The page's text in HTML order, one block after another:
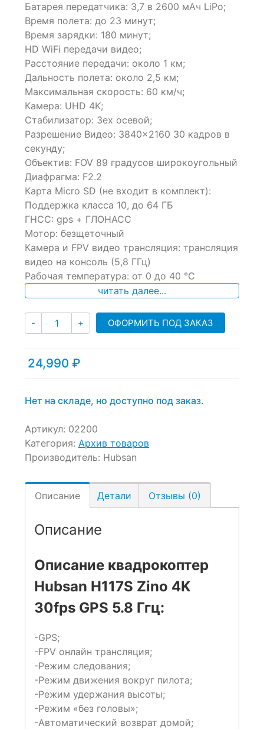
customer
ratings
Батарея передатчика: 3,7 в 2600 мАч LiPo;
Время полета: до 23 минут;
Время зарядки: 180 минут;
HD WiFi передачи видео;
Расстояние передачи: около 1 км;
Дальность полета: около 2,5 км;
Максимальная скорость: 60 км/ч;
Камера: UHD 4K;
Стабилизатор: 3ех осевой;
Разрешение Видео: 3840×2160 30 кадров в
секунду;
Объектив: FOV 89 градусов широкоугольный
Диафрагма: F2.2
Карта Micro SD (не входит в комплект):
Поддержка класса 10, до 64 ГБ
ГНСС: gps + ГЛОНАСС
Мотор: безщеточный
Камера и FPV видео трансляция: трансляция
видео на консоль (5,8 ГГц)
Рабочая температура: от 0 до 40 °C
читать далее...
- Количество
+ ОФОРМИТЬ ПОД ЗАКАЗ
24,990 ₽
Нет на складе, но доступно под заказ.
Артикул: 02200
Категория: Архив товаров
Производитель: Hubsan
Описание Детали Отзывы (0)
Описание
Описание квадрокоптер
Hubsan H117S Zino 4K
30fps GPS 5.8 Ггц:
-GPS;
-FPV онлайн трансляция;
-Режим следования;
-Режим движения вокруг пилота;
-Режим удержания высоты;
-Режим «без головы»;
-Автоматический возврат домой;